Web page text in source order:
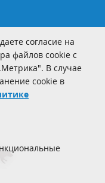
согласие на
файлов cookie с
В случае
cookie в